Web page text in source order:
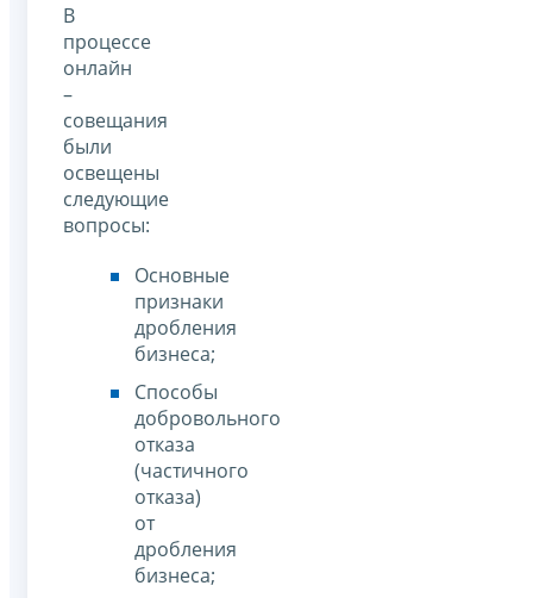
В
процессе
онлайн
–
совещания
были
освещены
следующие
вопросы:
Основные
признаки
дробления
бизнеса;
Способы
добровольного
отказа
(частичного
отказа)
от
дробления
бизнеса;